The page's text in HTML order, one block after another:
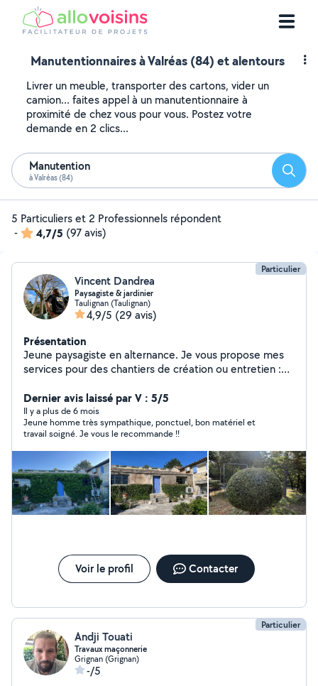
Manutentionnaires à Valréas (84) et alentours
Livrer un meuble, transporter des cartons, vider un
camion... faites appel à un manutentionnaire à
proximité de chez vous pour vous. Postez votre
demande en 2 clics...
Manutention
à Valréas (84)
5 Particuliers et 2 Professionnels répondent
-
4,7/5 (97 avis)
Particulier
Vincent Dandrea
Paysagiste & jardinier
Taulignan (Taulignan)
4,9/5 (29 avis)
Présentation
Jeune paysagiste en alternance. Je vous propose mes
services pour des chantiers de création ou entretien :
ornemental, taille de fructification Elagage Tonte,
débroussaillage désherbage Broyage de végétaux Pose
de gazon en plaque, gazon synthétique ou semis
Système d'arrosage Pose de pas japonais, bordures
Plantation, création de massifs Préparation du sol / mise
à niveau, labourage Nettoyage karcher Je dispose de
tout le matériel nécessaire. N'hésitez pas à me
contacter. Vincent
Dernier avis laissé par V : 5/5
Il y a plus de 6 mois
Jeune homme très sympathique, ponctuel, bon matériel et
travail soigné. Je vous le recommande !!
Voir le profil Contacter
Particulier
Andji Touati
Travaux maçonnerie
Grignan (Grignan)
-/5